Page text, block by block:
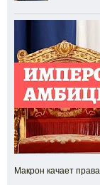
Макрон качает